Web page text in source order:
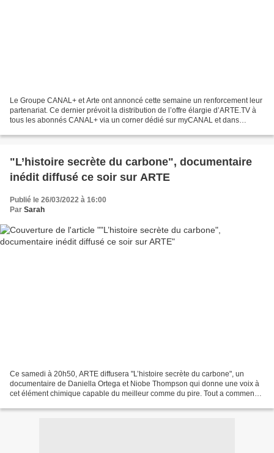
Le Groupe CANAL+ et Arte ont annoncé cette semaine un renforcement leur
partenariat. Ce dernier prévoit la distribution de l’offre élargie d’ARTE.TV à
tous les abonnés CANAL+ via un corner dédié sur myCANAL et dans
"L’histoire secrète du carbone", documentaire
inédit diffusé ce soir sur ARTE
Publié le 26/03/2022 à 16:00
Par Sarah
Ce samedi à 20h50, ARTE diffusera "L’histoire secrète du carbone", un
documentaire de Daniella Ortega et Niobe Thompson qui donne une voix à
cet élément chimique capable du meilleur comme du pire. Tout a commencé